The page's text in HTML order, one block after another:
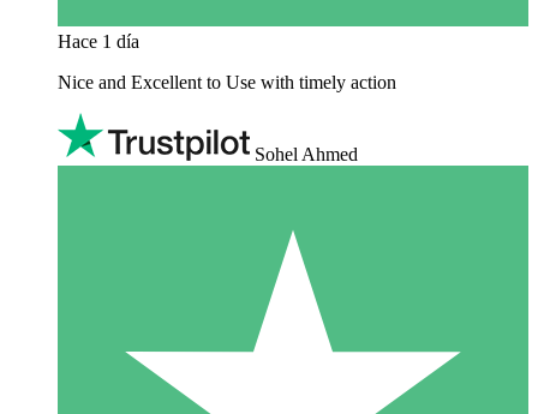
Hace 1 día
Nice and Excellent to Use with timely action
Sohel Ahmed